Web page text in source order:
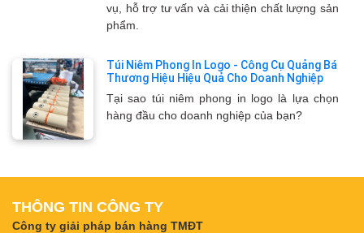
vụ, hỗ trợ tư vấn và cải thiện chất lượng sản
phẩm.
Túi Niêm Phong In Logo - Công Cụ Quảng Bá
Thương Hiệu Hiệu Quả Cho Doanh Nghiệp
Tại sao túi niêm phong in logo là lựa chọn
hàng đầu cho doanh nghiệp của bạn?
THÔNG TIN CÔNG TY
Công ty giải pháp bán hàng TMĐT